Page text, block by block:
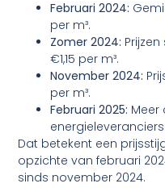
Februari 2024:
per m³.
Zomer 2024:
€1,15 per m³.
November 2024:
per m³.
Februari 2025: Meer
energieleveranciers.
Dat betekent een
opzichte van februari
sinds november 2024.